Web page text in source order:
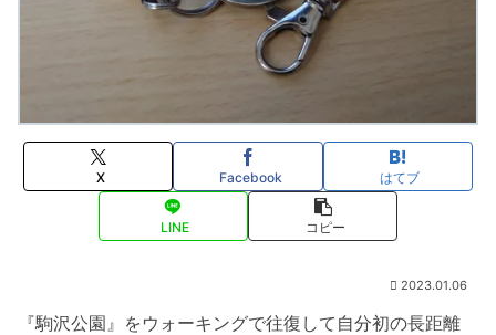
X Facebook はてブ
LINE コピー
2023.01.06
『駒沢公園』をウォーキングで往復して自分初の長距離